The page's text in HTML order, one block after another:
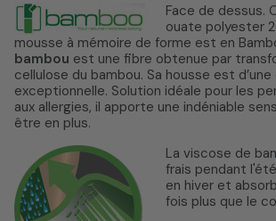
Face de dessus.
ouate polyester
mousse à mémoire de forme est en
bambou est une fibre obtenue par
cellulose du bambou. Sa housse est
exceptionnelle. Solution idéale pour les
aux allergies, il apporte une indéniable
être en plus.
La viscose de
frais pendant
en hiver et
fois plus que le